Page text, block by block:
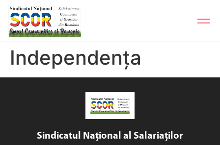
Independența
Sindicatul Național al Salariaților